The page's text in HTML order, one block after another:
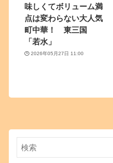
味しくてボリューム満
点は変わらない大人気
町中華！ 東三国
「若水」
2026年05月27日 11:00